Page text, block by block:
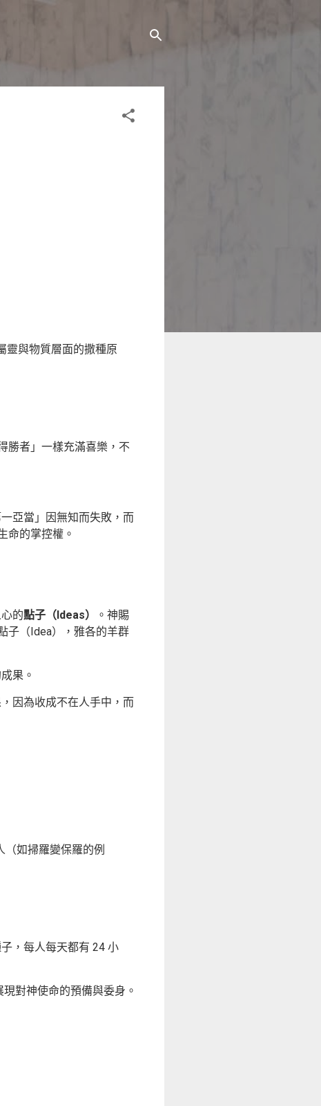
靈與物質層面的撒種原
勝者」一樣充滿喜樂，不
亞當」因無知而失敗，而
命的掌控權。
的點子（Ideas）
。神賜
子（Idea），雅各的羊群
果。
因為收成不在人手中，而
（如掃羅變保羅的例
，每人每天都有 24 小
對神使命的預備與委身。